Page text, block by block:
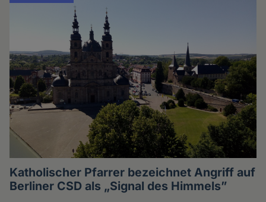
Katholischer Pfarrer bezeichnet Angriff auf
Berliner CSD als „Signal des Himmels”